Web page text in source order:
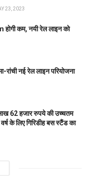
23, 2023
कम, नयी रेल लाइन को
रांची नई रेल लाइन परियोजना
62 हजार रुपये की उच्चतम
के लिए गिरिडीह बस स्टैंड का